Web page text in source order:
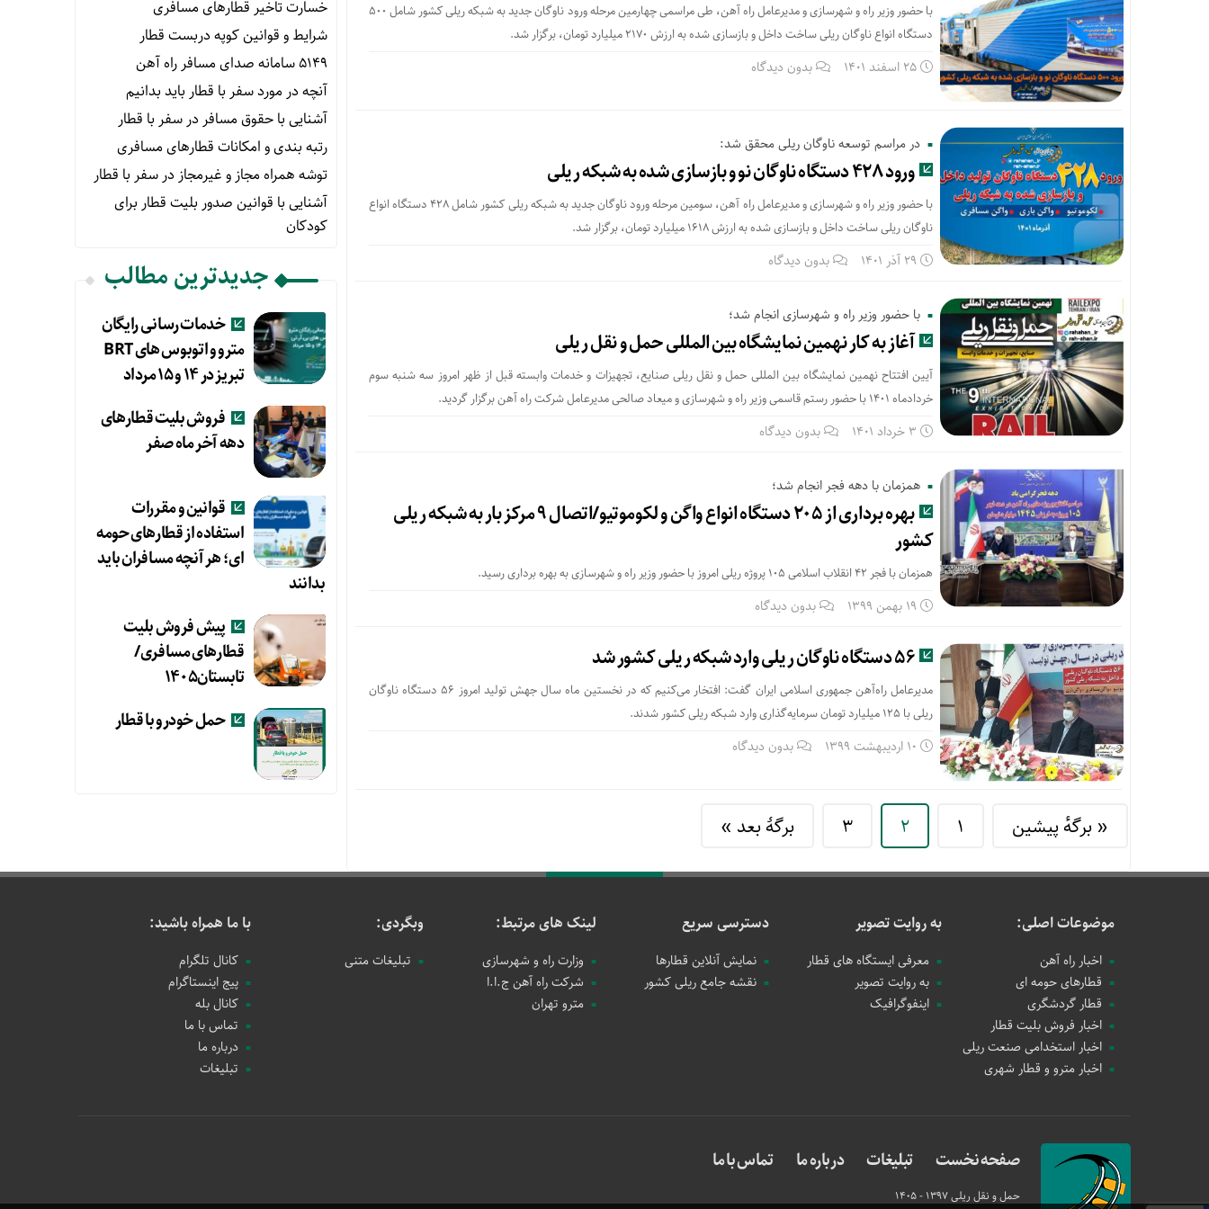
با حضور وزیر راه و شهرسازی و مدیرعامل راه آهن، طی مراسمی چهارمین مرحله ورود ناوگان جدید به شبکه ریلی کشور شامل 500
دستگاه انواع ناوگان ریلی ساخت داخل و بازسازی شده به ارزش 2170 میلیارد تومان، برگزار شد.
25 اسفند 1401 بدون دیدگاه
در مراسم توسعه ناوگان ریلی محقق شد:
ورود ۴۲۸ دستگاه ناوگان نو و بازسازی شده به شبکه ریلی
با حضور وزیر راه و شهرسازی و مدیرعامل راه آهن، سومین مرحله ورود ناوگان جدید به شبکه ریلی کشور شامل 428 دستگاه انواع
ناوگان ریلی ساخت داخل و بازسازی شده به ارزش 1618 میلیارد تومان، برگزار شد.
29 آذر 1401 بدون دیدگاه
با حضور وزیر راه و شهرسازی انجام شد؛
آغاز به کار نهمین نمایشگاه بین المللی حمل و نقل ریلی
آیین افتتاح نهمین نمایشگاه بین المللی حمل و نقل ریلی صنایع، تجهیزات و خدمات وابسته قبل از ظهر امروز سه شنبه سوم
خردادماه 1401 با حضور رستم قاسمی وزیر راه و شهرسازی و میعاد صالحی مدیرعامل شرکت راه آهن برگزار گردید.
3 خرداد 1401 بدون دیدگاه
همزمان با دهه فجر انجام شد؛
بهره برداری از ۲۰۵ دستگاه انواع واگن و لکوموتیو/اتصال ۹ مرکز بار به شبکه ریلی
کشور
همزمان با فجر 42 انقلاب اسلامی ۱۰۵ پروژه ریلی امروز با حضور وزیر راه و شهرسازی به بهره برداری رسید.
19 بهمن 1399 بدون دیدگاه
۵۶ دستگاه ناوگان ریلی وارد شبکه ریلی کشور شد
مدیرعامل راه‌آهن جمهوری اسلامی ایران گفت: افتخار می‌کنیم که در نخستین ماه سال جهش تولید امروز ۵۶ دستگاه ناوگان
ریلی با ۱۲۵ میلیارد تومان سرمایه‌گذاری وارد شبکه ریلی کشور شدند.
10 اردیبهشت 1399 بدون دیدگاه
« برگه‌ٔ پیشین 1
2
3 برگهٔ بعد »
خسارت تاخیر قطارهای مسافری
شرایط و قوانین کوپه دربست قطار
۵۱۴۹ سامانه صدای مسافر راه آهن
آنچه در مورد سفر با قطار باید بدانیم
آشنایی با حقوق مسافر در سفر با قطار
رتبه بندی و امکانات قطارهای مسافری
توشه همراه مجاز و غیرمجاز در سفر با قطار
آشنایی با قوانین صدور بلیت قطار برای
کودکان
جدیدترین مطالب
خدمات رسانی رایگان
مترو و اتوبوس های BRT
تبریز در ۱۴ و ۱۵ مرداد
فروش بلیت قطارهای
دهه آخر ماه صفر
قوانین و مقررات
استفاده از قطارهای حومه
ای؛ هر آنچه مسافران باید
بدانند
پیش فروش بلیت
قطارهای مسافری/
تابستان۱۴۰۵
حمل خودرو با قطار
موضوعات اصلی:
اخبار راه آهن
قطارهای حومه ای
قطار گردشگری
اخبار فروش بلیت قطار
اخبار استخدامی صنعت ریلی
اخبار مترو و قطار شهری
به روایت تصویر
معرفی ایستگاه های قطار
به روایت تصویر
اینفوگرافیک
دسترسی سریع
نمایش آنلاین قطارها
نقشه جامع ریلی کشور
لینک های مرتبط:
وزارت راه و شهرسازی
شرکت راه آهن ج.ا.ا
مترو تهران
وبگردی:
تبلیغات متنی
با ما همراه باشید:
کانال تلگرام
پیج اینستاگرام
کانال بله
تماس با ما
درباره ما
تبلیغات
صفحه نخست تبلیغات درباره ما تماس با ما
حمل و نقل ریلی1397 - 1405